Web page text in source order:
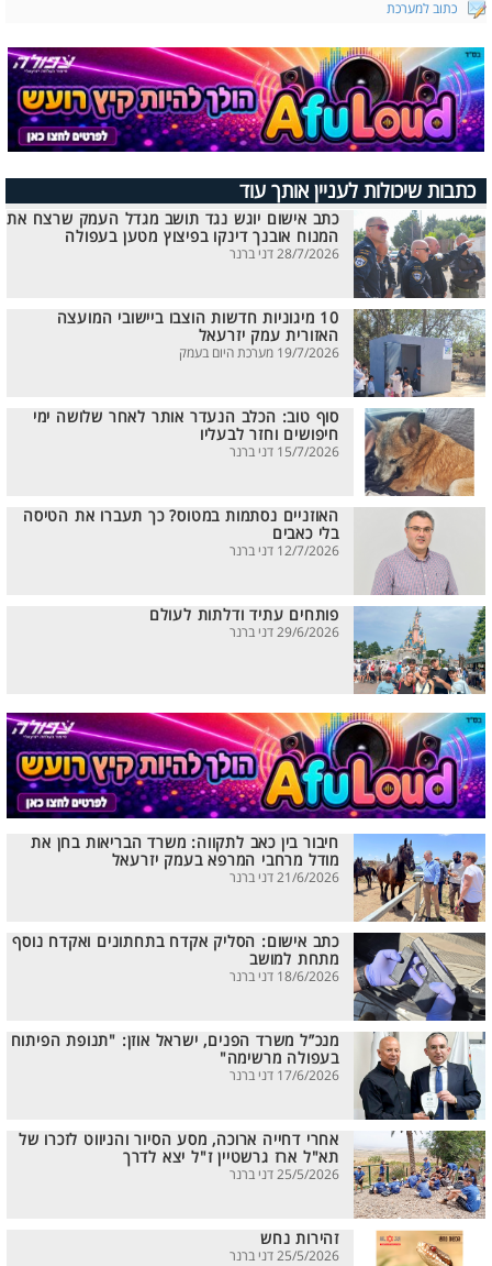
כתוב למערכת
כתבות שיכולות לעניין אותך עוד
כתב אישום יוגש נגד תושב מגדל העמק שרצח את
המנוח אובנך דינקו בפיצוץ מטען בעפולה
28/7/2026 דני ברנר
10 מיגוניות חדשות הוצבו ביישובי המועצה
האזורית עמק יזרעאל
19/7/2026 מערכת היום בעמק
סוף טוב: הכלב הנעדר אותר לאחר שלושה ימי
חיפושים וחזר לבעליו
15/7/2026 דני ברנר
האוזניים נסתמות במטוס? כך תעברו את הטיסה
בלי כאבים
12/7/2026 דני ברנר
פותחים עתיד ודלתות לעולם
29/6/2026 דני ברנר
חיבור בין כאב לתקווה: משרד הבריאות בחן את
מודל מרחבי המרפא בעמק יזרעאל
21/6/2026 דני ברנר
כתב אישום: הסליק אקדח בתחתונים ואקדח נוסף
מתחת למושב
18/6/2026 דני ברנר
מנכ”ל משרד הפנים, ישראל אוזן: "תנופת הפיתוח
בעפולה מרשימה"
17/6/2026 דני ברנר
אחרי דחייה ארוכה, מסע הסיור והניווט לזכרו של
תא"ל ארז גרשטיין ז"ל יצא לדרך
25/5/2026 דני ברנר
זהירות נחש
25/5/2026 דני ברנר